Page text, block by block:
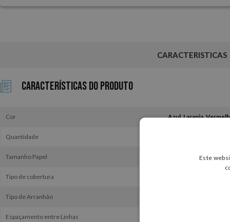
CARACTERISTICAS
Características do Produto
Cor
Quantidade
Tamanho Papel
Tipo de cobertura
Tipo de Arranhão
Espaçamento entre Linhas
Este